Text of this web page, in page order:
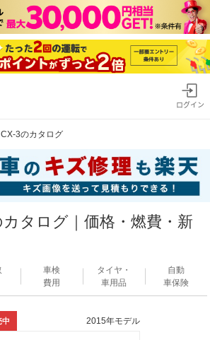
ログイン
CX-3のカタログ
タログ｜価格・燃費・新
車検
費用
タイヤ・
車用品
自動
車保険
中 2015年モデル